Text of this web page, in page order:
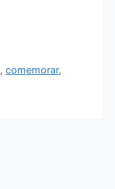
,comemorar,